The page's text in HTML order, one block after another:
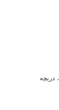
درک نوردهی – همراه با توضیح ISO، دریچه